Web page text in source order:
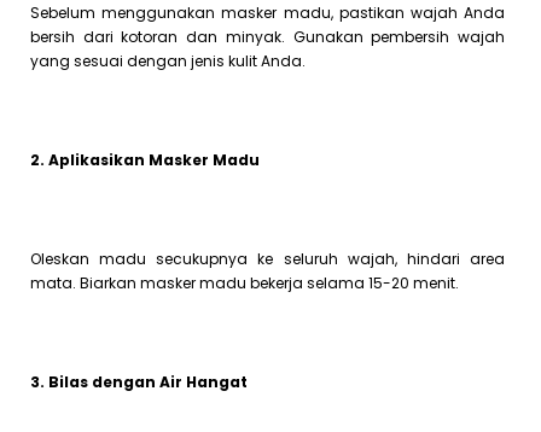
Sebelum menggunakan masker madu, pastikan wajah Anda
bersih dari kotoran dan minyak. Gunakan pembersih wajah
yang sesuai dengan jenis kulit Anda.
2. Aplikasikan Masker Madu
Oleskan madu secukupnya ke seluruh wajah, hindari area
mata. Biarkan masker madu bekerja selama 15-20 menit.
3. Bilas dengan Air Hangat